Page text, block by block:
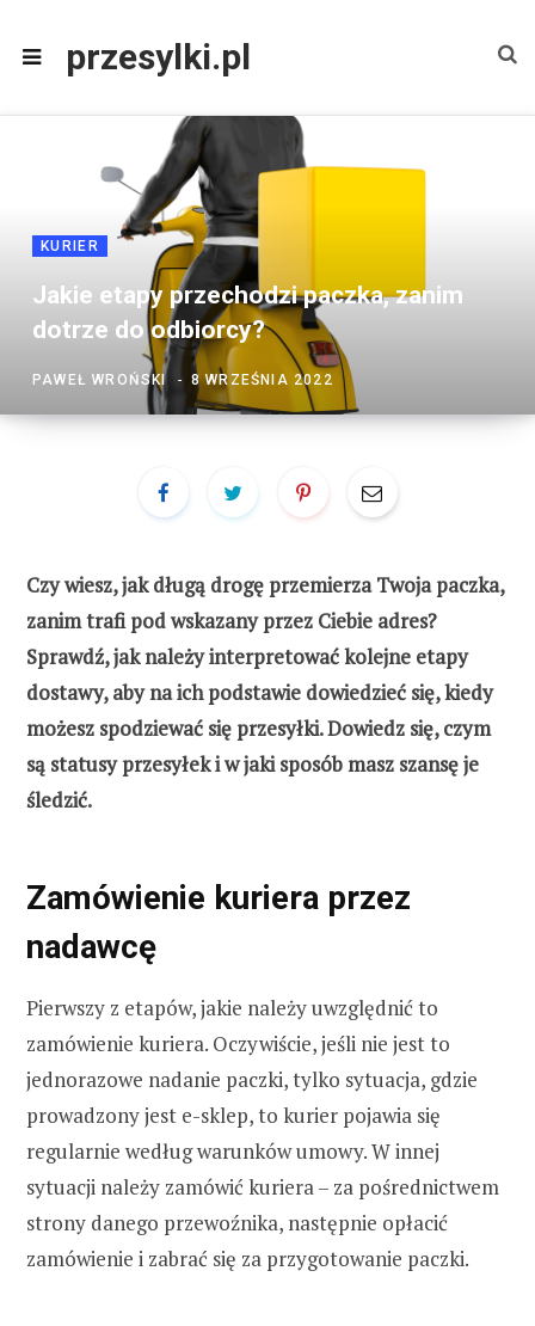
przesylki.pl
KURIER
Jakie etapy przechodzi paczka, zanim
dotrze do odbiorcy?
PAWEŁ WROŃSKI 8 WRZEŚNIA 2022
Czy wiesz, jak długą drogę przemierza Twoja paczka,
zanim trafi pod wskazany przez Ciebie adres?
Sprawdź, jak należy interpretować kolejne etapy
dostawy, aby na ich podstawie dowiedzieć się, kiedy
możesz spodziewać się przesyłki. Dowiedz się, czym
są statusy przesyłek i w jaki sposób masz szansę je
śledzić.
Zamówienie kuriera przez
nadawcę
Pierwszy z etapów, jakie należy uwzględnić to
zamówienie kuriera. Oczywiście, jeśli nie jest to
jednorazowe nadanie paczki, tylko sytuacja, gdzie
prowadzony jest e-sklep, to kurier pojawia się
regularnie według warunków umowy. W innej
sytuacji należy zamówić kuriera – za pośrednictwem
strony danego przewoźnika, następnie opłacić
zamówienie i zabrać się za przygotowanie paczki.